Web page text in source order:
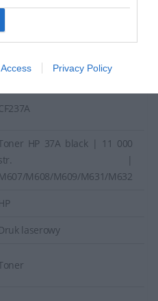
Privacy Policy
z recyklingu we wkładach
odpadów.
HP 37A black | 11 000
|
M607/M608/M609/M631/M632
HP
Druk laserowy